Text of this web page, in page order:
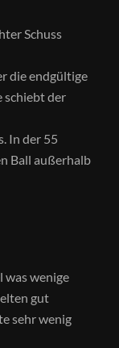
Schuss
die endgültige
schiebt der
In der 55
Ball außerhalb
was wenige
gut
sehr wenig